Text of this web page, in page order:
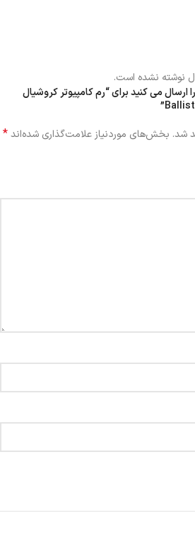
نوشته نشده است.
ارسال می کنید برای “رم کامپیوتر کروشیال
شد. بخش‌های موردنیاز علامت‌گذاری شده‌اند*